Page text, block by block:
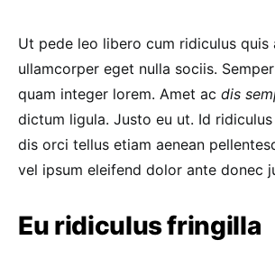
Ut pede leo libero cum ridiculus quis
ullamcorper eget nulla sociis.
quam integer lorem. Amet ac dis
dictum ligula. Justo eu ut. Id
dis orci tellus etiam aenean
vel ipsum eleifend dolor ante donec
Eu ridiculus fringilla